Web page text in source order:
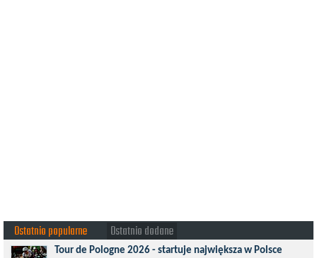
Ostatnio popularne Ostatnio dodane
Tour de Pologne 2026 - startuje największa w Polsce